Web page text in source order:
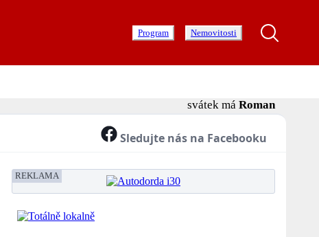
Program Nemovitosti
svátek má Roman
Sledujte nás na Facebooku
REKLAMA